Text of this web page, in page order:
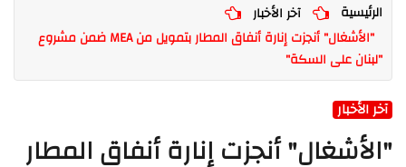
الرئيسية
آخر الأخبار
"الأشغال" أنجزت إنارة أنفاق المطار بتمويل من MEA ضمن مشروع
"لبنان على السكة"
آخر الأخبار
"الأشغال" أنجزت إنارة أنفاق المطار